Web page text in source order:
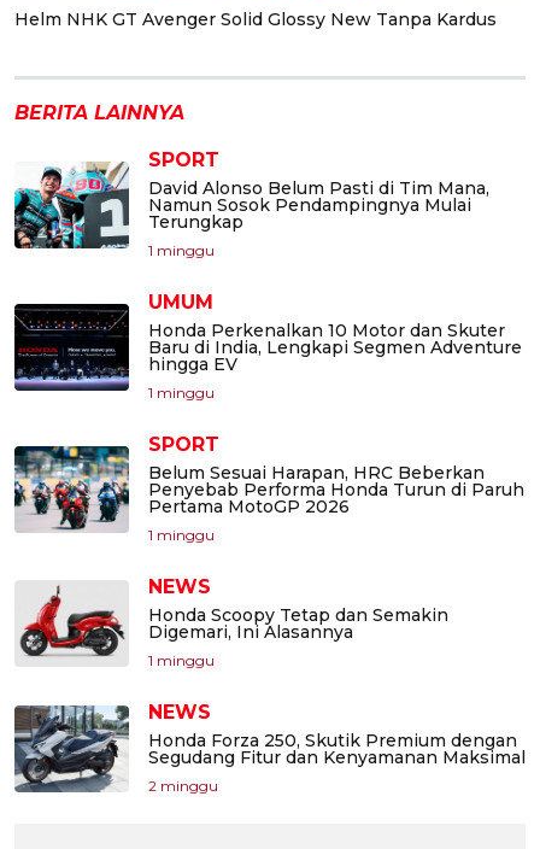
Helm NHK GT Avenger Solid Glossy New Tanpa Kardus
BERITA LAINNYA
SPORT
David Alonso Belum Pasti di Tim Mana,
Namun Sosok Pendampingnya Mulai
Terungkap
1 minggu
UMUM
Honda Perkenalkan 10 Motor dan Skuter
Baru di India, Lengkapi Segmen Adventure
hingga EV
1 minggu
SPORT
Belum Sesuai Harapan, HRC Beberkan
Penyebab Performa Honda Turun di Paruh
Pertama MotoGP 2026
1 minggu
NEWS
Honda Scoopy Tetap dan Semakin
Digemari, Ini Alasannya
1 minggu
NEWS
Honda Forza 250, Skutik Premium dengan
Segudang Fitur dan Kenyamanan Maksimal
2 minggu